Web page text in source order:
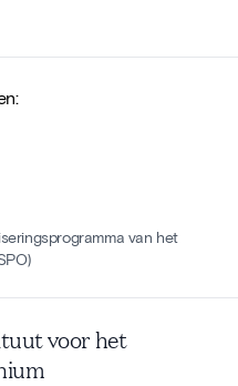
van het
voor het